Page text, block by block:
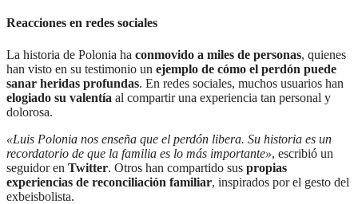
Reacciones en redes sociales
La historia de Polonia ha conmovido a miles de personas, quienes
han visto en su testimonio un ejemplo de cómo el perdón puede
sanar heridas profundas. En redes sociales, muchos usuarios han
elogiado su valentía al compartir una experiencia tan personal y
dolorosa.
«Luis Polonia nos enseña que el perdón libera. Su historia es un
recordatorio de que la familia es lo más importante», escribió un
seguidor en Twitter. Otros han compartido sus propias
experiencias de reconciliación familiar, inspirados por el gesto del
exbeisbolista.